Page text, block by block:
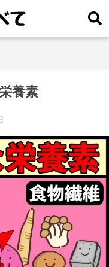
養素